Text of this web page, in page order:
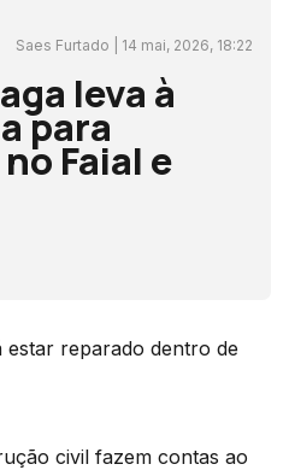
Saes Furtado | 14 mai, 2026, 18:22
leva à
para
Faial e
estar reparado dentro de
civil fazem contas ao